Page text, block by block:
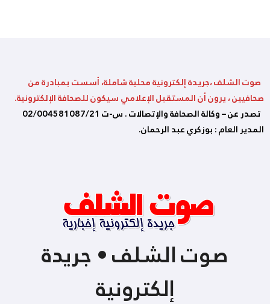
صوت الشلف ،جريدة إلكترونية محلية شاملة، أسست بمبادرة من
صحافيين ، يرون أن المستقبل الإعلامي سيكون للصحافة الإلكترونية.
تصدر عن – وكالة الصحافة والإتصالات . س-ت 02/004581087/21
المدير العام : بوزكري عبد الرحمان.
صوت الشلف • جريدة
إلكترونية